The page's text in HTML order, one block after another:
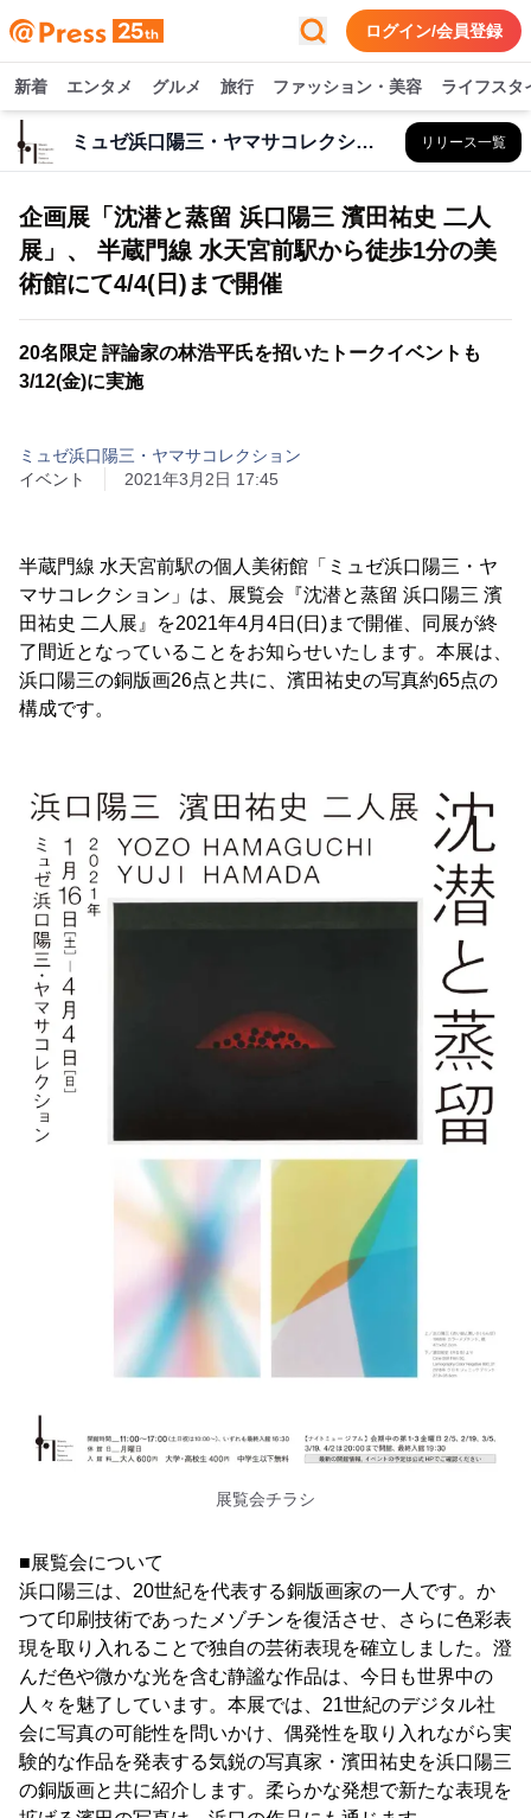
ログイン/会員登録
新着 エンタメ グルメ 旅行 ファッション・美容 ライフスタ
ミュゼ浜口陽三・ヤマサコレクション リリース一覧
企画展「沈潜と蒸留 浜口陽三 濱田祐史 二人
展」、 半蔵門線 水天宮前駅から徒歩1分の美
術館にて4/4(日)まで開催
20名限定 評論家の林浩平氏を招いたトークイベントも
3/12(金)に実施
ミュゼ浜口陽三・ヤマサコレクション
イベント
2021年3月2日 17:45
半蔵門線 水天宮前駅の個人美術館「ミュゼ浜口陽三・ヤ
マサコレクション」は、展覧会『沈潜と蒸留 浜口陽三 濱
田祐史 二人展』を2021年4月4日(日)まで開催、同展が終
了間近となっていることをお知らせいたします。本展は、
浜口陽三の銅版画26点と共に、濱田祐史の写真約65点の
構成です。
展覧会チラシ
■展覧会について
浜口陽三は、20世紀を代表する銅版画家の一人です。か
つて印刷技術であったメゾチンを復活させ、さらに色彩表
現を取り入れることで独自の芸術表現を確立しました。澄
んだ色や微かな光を含む静謐な作品は、今日も世界中の
人々を魅了しています。本展では、21世紀のデジタル社
会に写真の可能性を問いかけ、偶発性を取り入れながら実
験的な作品を発表する気鋭の写真家・濱田祐史を浜口陽三
の銅版画と共に紹介します。柔らかな発想で新たな表現を